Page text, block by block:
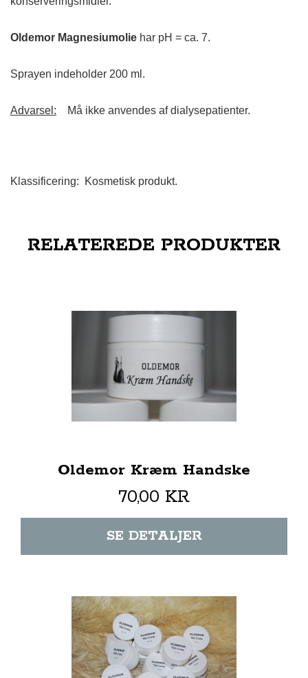
Oldemor Magnesiumolie har pH = ca. 7.
Sprayen indeholder 200 ml.
Advarsel: Må ikke anvendes af dialysepatienter.
Klassificering: Kosmetisk produkt.
RELATEREDE PRODUKTER
Oldemor Kræm Handske
70,00 KR
SE DETALJER